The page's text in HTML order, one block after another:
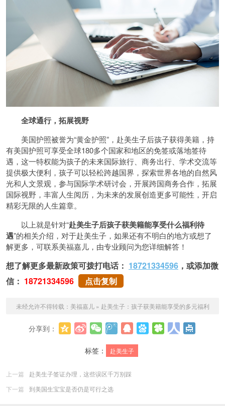
全球通行，拓展视野
美国护照被誉为“黄金护照”，赴美生子后孩子获得美籍，持
有美国护照可享受全球180多个国家和地区的免签或落地签待
遇，这一特权能为孩子的未来国际旅行、商务出行、学术交流等
提供极大便利，孩子可以轻松跨越国界，探索世界各地的自然风
光和人文景观，参与国际学术研讨会，开展跨国商务合作，拓展
国际视野，丰富人生阅历，为未来的发展创造更多可能性，开启
精彩无限的人生篇章。
以上就是针对“赴美生子后孩子获美籍能享受什么福利待
遇”的相关介绍，对于赴美生子，如果还有不明白的地方或想了
解更多，可联系美福嘉儿，由专业顾问为您详细解答！
想了解更多最新政策可拨打电话： 18721334596 ，或添加微
信： 18721334596 点击复制
未经允许不得转载： 美福嘉儿» 赴美生子：孩子获美籍能享受的多元福利
分享到：
标签：
赴美生子
上一篇
赴美生子签证办理，这些误区千万别踩
下一篇
到美国生宝宝是否仍是可行之选